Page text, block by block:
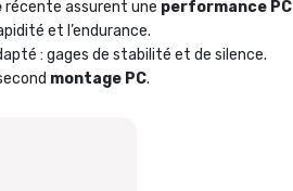
récente assurent une performance PC
et l’endurance.
: gages de stabilité et de silence.
montage PC.